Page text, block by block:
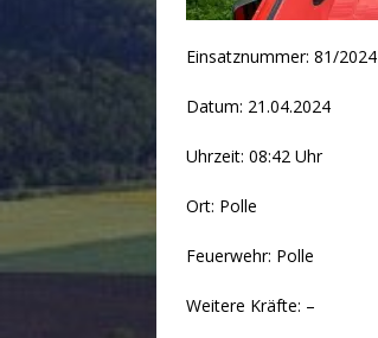
Einsatznummer: 81/2024
Datum: 21.04.2024
Uhrzeit: 08:42 Uhr
Ort: Polle
Feuerwehr: Polle
Weitere Kräfte: –